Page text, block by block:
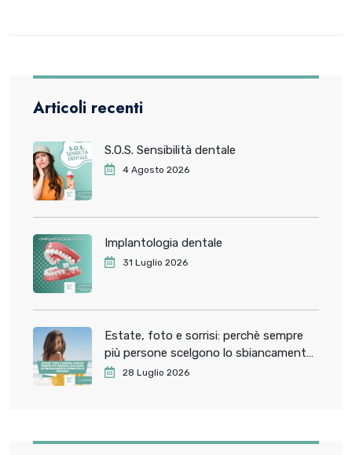
Articoli recenti
S.O.S. Sensibilità dentale
4 Agosto 2026
Implantologia dentale
31 Luglio 2026
Estate, foto e sorrisi: perchè sempre
più persone scelgono lo sbiancamento
dentale prima delle vacanze
28 Luglio 2026